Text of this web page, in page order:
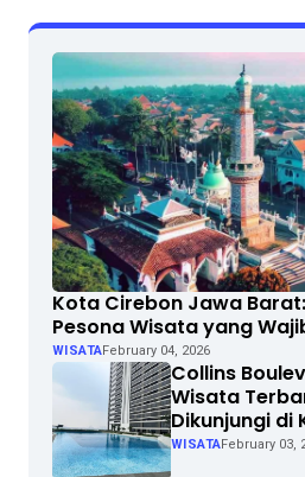
Kota Cirebon Jawa
Pesona Wisata yang
WISATAFebruary 04, 2026
Collins
Wisata
Dikunjungi di
WISATAFebruary 03,